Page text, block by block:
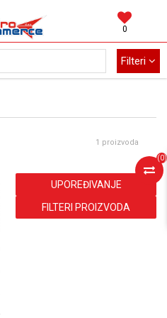
0
(0)
Filteri
1 proizvoda
UPOREĐIVANJE
FILTERI PROIZVODA